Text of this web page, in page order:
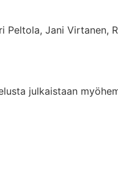
Jani Virtanen,
julkaistaan